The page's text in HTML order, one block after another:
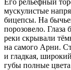
мускулистые
бицепсы. На
порозовело. Глаза
реки скрывали
на самого Арни.
и гладкая,
губы полные